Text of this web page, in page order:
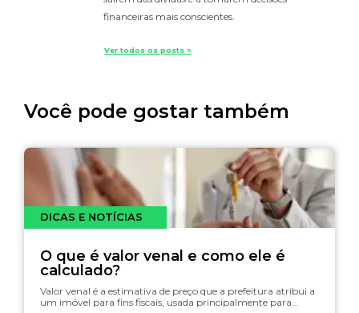
financeiras mais conscientes.
Ver todos os posts >
Você pode gostar também
DICAS E NOTÍCIAS
O que é valor venal e como ele é
calculado?
Valor venal é a estimativa de preço que a prefeitura atribui a
um imóvel para fins fiscais, usada principalmente para…